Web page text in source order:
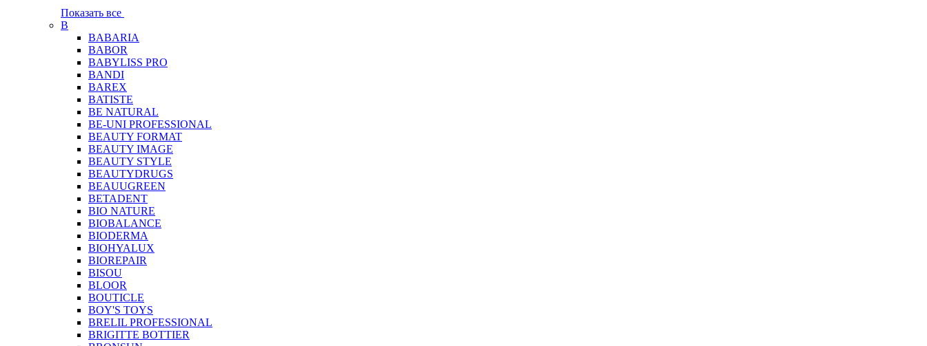
Показать все
B
BABARIA
BABOR
BABYLISS PRO
BANDI
BAREX
BATISTE
BE NATURAL
BE-UNI PROFESSIONAL
BEAUTY FORMAT
BEAUTY IMAGE
BEAUTY STYLE
BEAUTYDRUGS
BEAUUGREEN
BETADENT
BIO NATURE
BIOBALANCE
BIODERMA
BIOHYALUX
BIOREPAIR
BISOU
BLOOR
BOUTICLE
BOY'S TOYS
BRELIL PROFESSIONAL
BRIGITTE BOTTIER